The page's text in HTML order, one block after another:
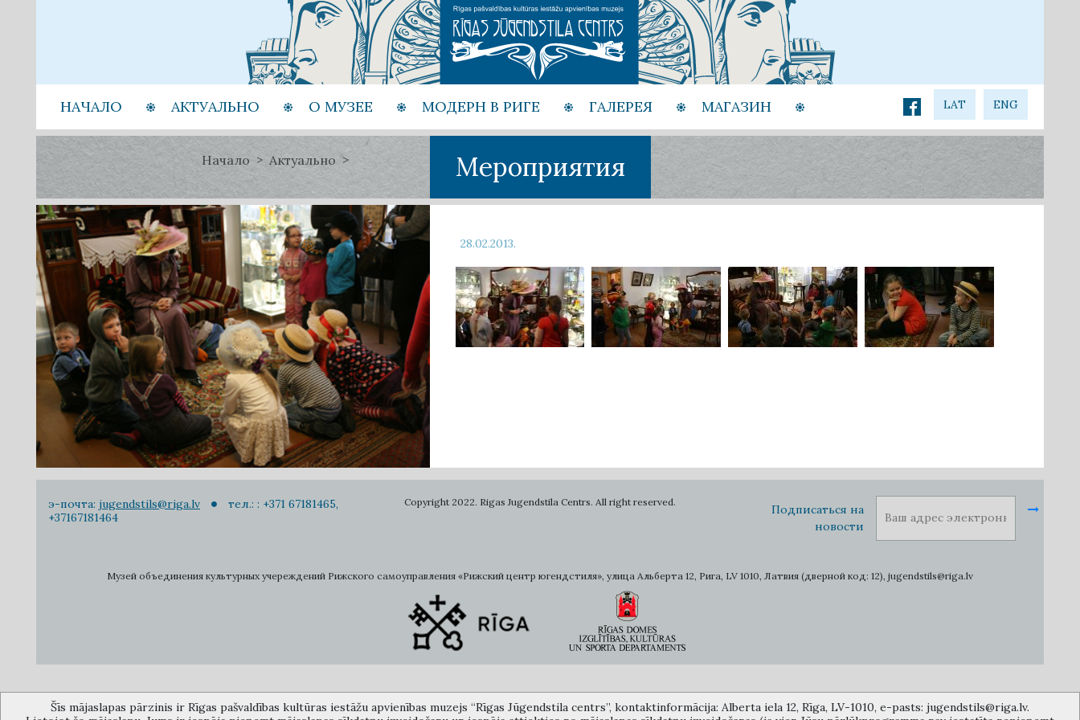
НАЧАЛО АКТУАЛЬНО О МУЗЕЕ МОДЕРН В РИГЕ ГАЛЕРЕЯ МАГАЗИН LAT ENG
Начало Актуально Мероприятия
28.02.2013.
э-почта: jugendstils@riga.lv
тел.: : +371 67181465,
+37167181464
Copyright 2022. Rigas Jugendstila Centrs. All right reserved.
Подписаться на
новости
Музей объединения культурных учереждений Рижского самоуправления «Рижский центр югендстиля», улица Альберта 12, Рига, LV 1010, Латвия (дверной код: 12), jugendstils@riga.lv
Šīs mājaslapas pārzinis ir Rīgas pašvaldības kultūras iestāžu apvienības muzejs “Rīgas Jūgendstila centrs”, kontaktinformācija: Alberta iela 12, Rīga, LV-1010, e-pasts: jugendstils@riga.lv.